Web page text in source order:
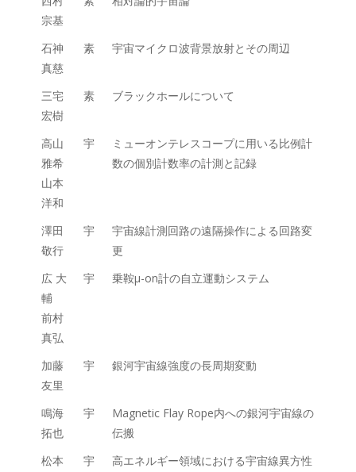
宗基
石神
真慈
素 宇宙マイクロ波背景放射とその周辺
三宅
宏樹
素 ブラックホールについて
高山
雅希
山本
洋和
宇
ミューオンテレスコープに用いる比例計
数の個別計数率の計測と記録
澤田
敬行
宇
宇宙線計測回路の遠隔操作による回路変
更
広 大
輔
前村
真弘
宇 乗鞍μ-on計の自立運動システム
加藤
友里
宇 銀河宇宙線強度の長周期変動
鳴海
拓也
宇
Magnetic Flay Rope内への銀河宇宙線の
伝搬
松本
宇
高エネルギー領域における宇宙線異方性